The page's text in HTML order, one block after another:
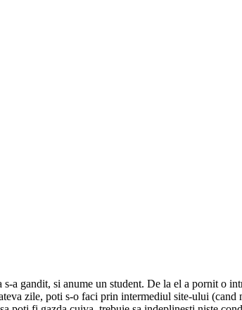
gandit, si anume un student. De la el a pornit o
zile, poti s-o faci prin intermediul site-ului